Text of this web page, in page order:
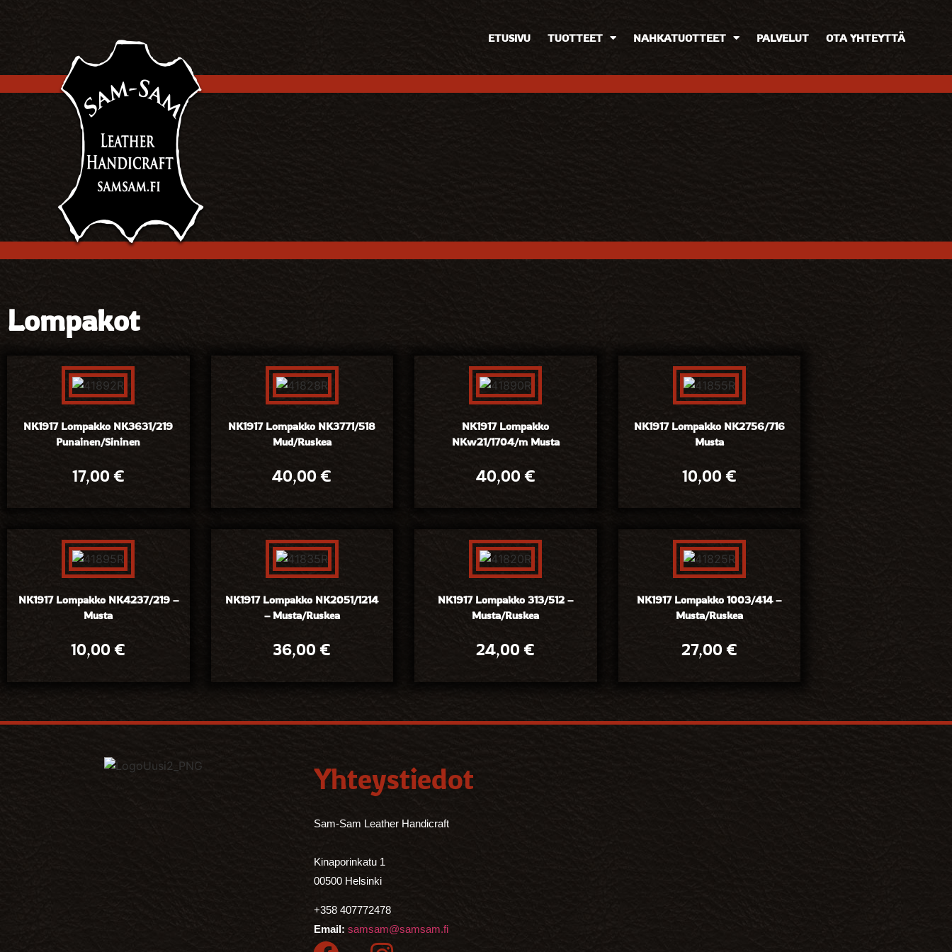
ETUSIVU TUOTTEET NAHKATUOTTEET PALVELUT OTA YHTEYTTÄ
Lompakot
NK1917 Lompakko NK3631/219
Punainen/Sininen
17,00€
NK1917 Lompakko NK3771/518
Mud/Ruskea
40,00€
NK1917 Lompakko
NKw21/1704/m Musta
40,00€
NK1917 Lompakko NK2756/716
Musta
10,00€
NK1917 Lompakko NK4237/219 –
Musta
10,00€
NK1917 Lompakko NK2051/1214
– Musta/Ruskea
36,00€
NK1917 Lompakko 313/512 –
Musta/Ruskea
24,00€
NK1917 Lompakko 1003/414 –
Musta/Ruskea
27,00 €
Yhteystiedot
Sam-Sam Leather Handicraft
Kinaporinkatu 1
00500 Helsinki
+358 407772478
Email: samsam@samsam.fi